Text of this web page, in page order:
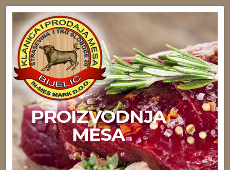
PROIZVODNJA
MESA